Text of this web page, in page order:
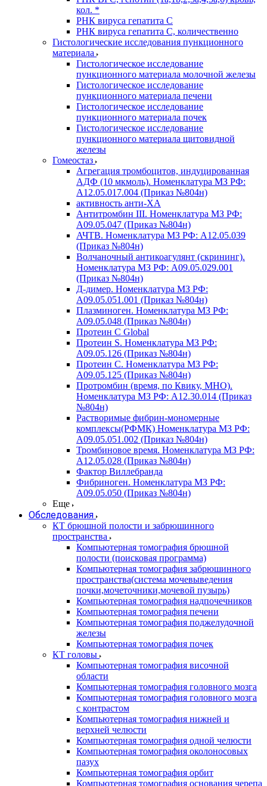
кол. *
РНК вируса гепатита C
РНК вируса гепатита C, количественно
Гистологические исследования пункционного
материала
Гистологическое исследование
пункционного материала молочной железы
Гистологическое исследование
пункционного материала печени
Гистологическое исследование
пункционного материала почек
Гистологическое исследование
пункционного материала щитовидной
железы
Гомеостаз
Агрегация тромбоцитов, индуцированная
АДФ (10 мкмоль). Номенклатура МЗ РФ:
A12.05.017.004 (Приказ №804н)
активность анти-ХА
Антитромбин III. Номенклатура МЗ РФ:
A09.05.047 (Приказ №804н)
АЧТВ. Номенклатура МЗ РФ: A12.05.039
(Приказ №804н)
Волчаночный антикоагулянт (скрининг).
Номенклатура МЗ РФ: A09.05.029.001
(Приказ №804н)
Д-димер. Номенклатура МЗ РФ:
A09.05.051.001 (Приказ №804н)
Плазминоген. Номенклатура МЗ РФ:
A09.05.048 (Приказ №804н)
Протеин C Global
Протеин S. Номенклатура МЗ РФ:
A09.05.126 (Приказ №804н)
Протеин С. Номенклатура МЗ РФ:
A09.05.125 (Приказ №804н)
Протромбин (время, по Квику, МНО).
Номенклатура МЗ РФ: A12.30.014 (Приказ
№804н)
Растворимые фибрин-мономерные
комплексы(РФМК) Номенклатура МЗ РФ:
A09.05.051.002 (Приказ №804н)
Тромбиновое время. Номенклатура МЗ РФ:
A12.05.028 (Приказ №804н)
Фактор Виллебранда
Фибриноген. Номенклатура МЗ РФ:
A09.05.050 (Приказ №804н)
Еще
Обследования
КТ брюшной полости и забрюшинного
пространства
Компьютерная томография брюшной
полости (поисковая программа)
Компьютерная томография забрюшинного
пространства(система мочевыведения
почки,мочеточники,мочевой пузырь)
Компьютерная томография надпочечников
Компьютерная томография печени
Компьютерная томография поджелудочной
железы
Компьютерная томография почек
КТ головы
Компьютерная томография височной
области
Компьютерная томография головного мозга
Компьютерная томография головного мозга
с контрастом
Компьютерная томография нижней и
верхней челюсти
Компьютерная томография одной челюсти
Компьютерная томография околоносовых
пазух
Компьютерная томография орбит
Компьютерная томография основания черепа